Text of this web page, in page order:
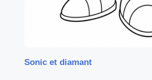
Sonic et diamant